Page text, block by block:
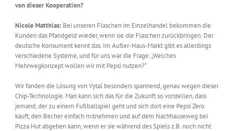
von dieser Kooperation?
Nicole Matthias: Bei unseren Flaschen im Einzelhandel bekommen die
Kunden das Pfandgeld wieder, wenn sie die Flaschen zurückbringen. Der
deutsche Konsument kennt das. Im Außer-Haus-Markt gibt es allerdings
verschiedene Systeme, und für uns war die Frage: „Welches
Mehrwegkonzept wollen wir mit Pepsi nutzen?“
Wir fanden die Lösung von Vytal besonders spannend, genau wegen dieser
Chip-Technologie. Man kann sich das für die Zukunft so vorstellen, dass
jemand, der zu einem Fußballspiel geht und sich dort eine Pepsi Zero
kauft, den Becher einfach mitnehmen und auf dem Nachhauseweg bei
Pizza Hut abgeben kann, wenn er sie während des Spiels z.B. noch nicht